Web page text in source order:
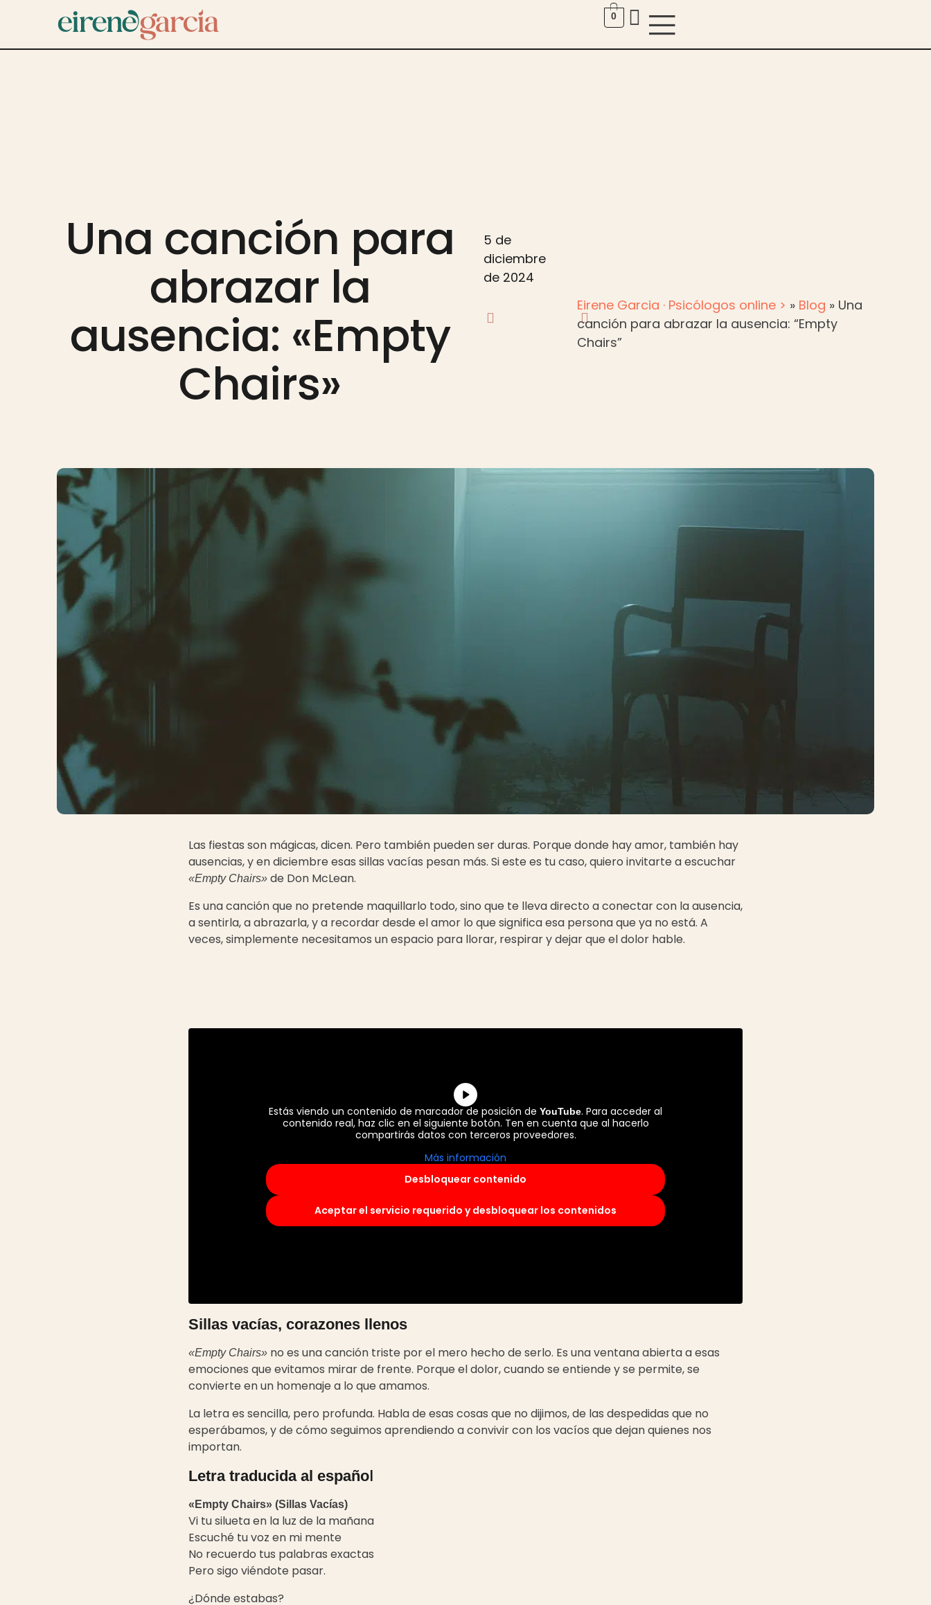
0
Una canción para
abrazar la
ausencia: «Empty
Chairs»
5 de
diciembre
de 2024
Eirene Garcia · Psicólogos online > » Blog » Una
canción para abrazar la ausencia: “Empty
Chairs”
Las fiestas son mágicas, dicen. Pero también pueden ser duras. Porque donde hay amor, también hay
ausencias, y en diciembre esas sillas vacías pesan más. Si este es tu caso, quiero invitarte a escuchar
«Empty Chairs» de Don McLean.
Es una canción que no pretende maquillarlo todo, sino que te lleva directo a conectar con la ausencia,
a sentirla, a abrazarla, y a recordar desde el amor lo que significa esa persona que ya no está. A
veces, simplemente necesitamos un espacio para llorar, respirar y dejar que el dolor hable.
Estás viendo un contenido de marcador de posición de YouTube. Para acceder al
contenido real, haz clic en el siguiente botón. Ten en cuenta que al hacerlo
compartirás datos con terceros proveedores.
Más información
Desbloquear contenido
Aceptar el servicio requerido y desbloquear los contenidos
Sillas vacías, corazones llenos
«Empty Chairs» no es una canción triste por el mero hecho de serlo. Es una ventana abierta a esas
emociones que evitamos mirar de frente. Porque el dolor, cuando se entiende y se permite, se
convierte en un homenaje a lo que amamos.
La letra es sencilla, pero profunda. Habla de esas cosas que no dijimos, de las despedidas que no
esperábamos, y de cómo seguimos aprendiendo a convivir con los vacíos que dejan quienes nos
importan.
Letra traducida al español
«Empty Chairs» (Sillas Vacías)
Vi tu silueta en la luz de la mañana
Escuché tu voz en mi mente
No recuerdo tus palabras exactas
Pero sigo viéndote pasar.
¿Dónde estabas?